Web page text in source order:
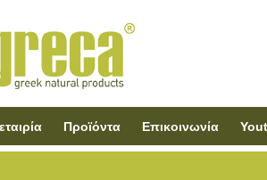
Προϊόντα Επικοινωνία